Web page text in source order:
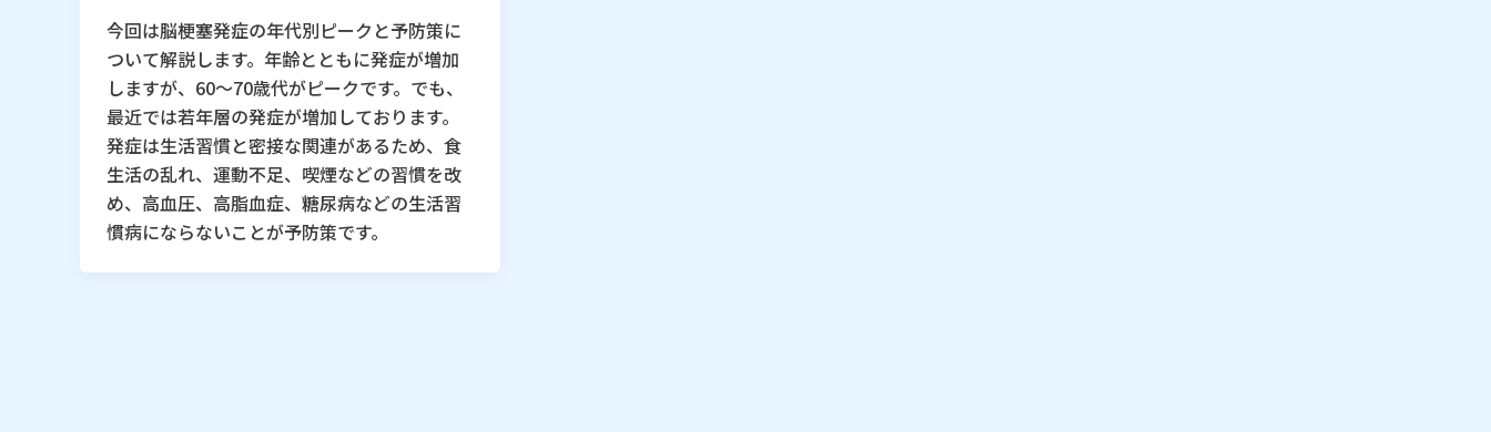
今回は脳梗塞発症の年代別ピークと予防策に
ついて解説します。年齢とともに発症が増加
しますが、60〜70歳代がピークです。でも、
最近では若年層の発症が増加しております。
発症は生活習慣と密接な関連があるため、食
生活の乱れ、運動不足、喫煙などの習慣を改
め、高血圧、高脂血症、糖尿病などの生活習
慣病にならないことが予防策です。